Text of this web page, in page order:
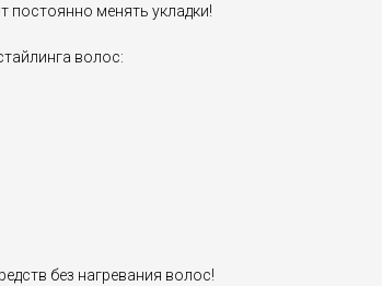
постоянно менять укладки!
волос:
без нагревания волос!